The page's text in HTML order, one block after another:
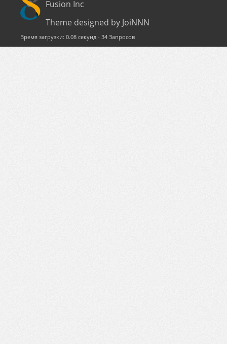
Fusion Inc
Theme designed by JoiNNN
Время загрузки: 0.08 секунд - 34 Запросов